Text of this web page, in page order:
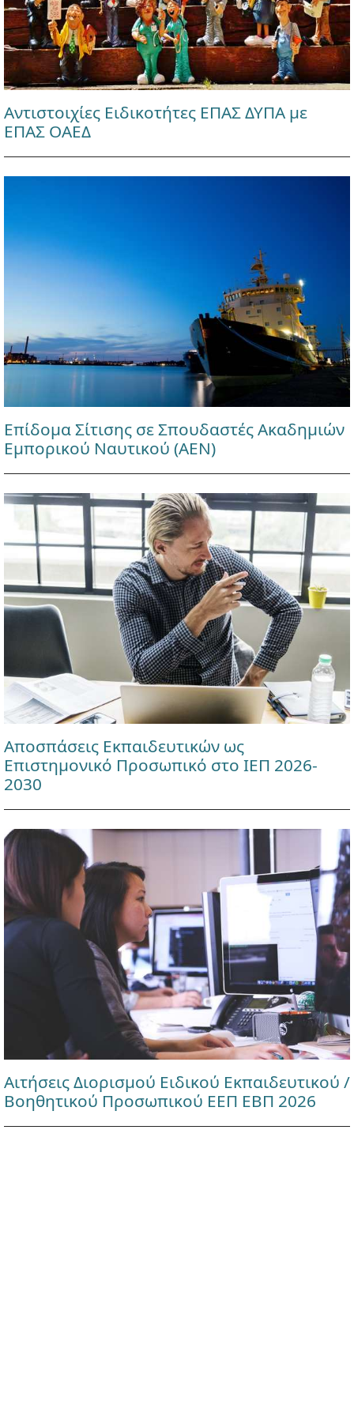
Αντιστοιχίες Ειδικοτήτες ΕΠΑΣ ΔΥΠΑ με
ΕΠΑΣ ΟΑΕΔ
Επίδομα Σίτισης σε Σπουδαστές Ακαδημιών
Εμπορικού Ναυτικού (ΑΕΝ)
Αποσπάσεις Εκπαιδευτικών ως
Επιστημονικό Προσωπικό στο ΙΕΠ 2026-
2030
Αιτήσεις Διορισμού Ειδικού Εκπαιδευτικού /
Βοηθητικού Προσωπικού ΕΕΠ ΕΒΠ 2026